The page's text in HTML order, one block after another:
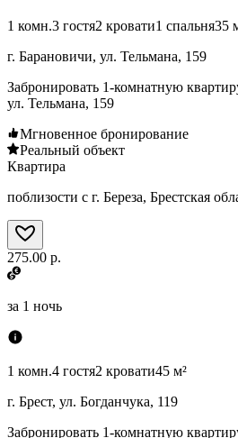
1 комн.3 гостя2 кровати1 спальня35
г. Барановичи, ул. Тельмана, 159
Забронировать 1-комнатную
ул. Тельмана, 159
Мгновенное бронирование
Реальный объект
Квартира
поблизости с г. Береза, Брестская
275.00 р.
за 1 ночь
1 комн.4 гостя2 кровати45 м²
г. Брест, ул. Богданчука, 119
Забронировать 1-комнатную